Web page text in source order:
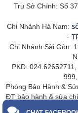
Trụ Sở Chính: Số
Chi Nhánh Hà Nam:
-
Chi Nhánh Sài Gòn:
PKD:
Phòng Bảo Hành &
ĐT bảo hành & sửa
kỹ